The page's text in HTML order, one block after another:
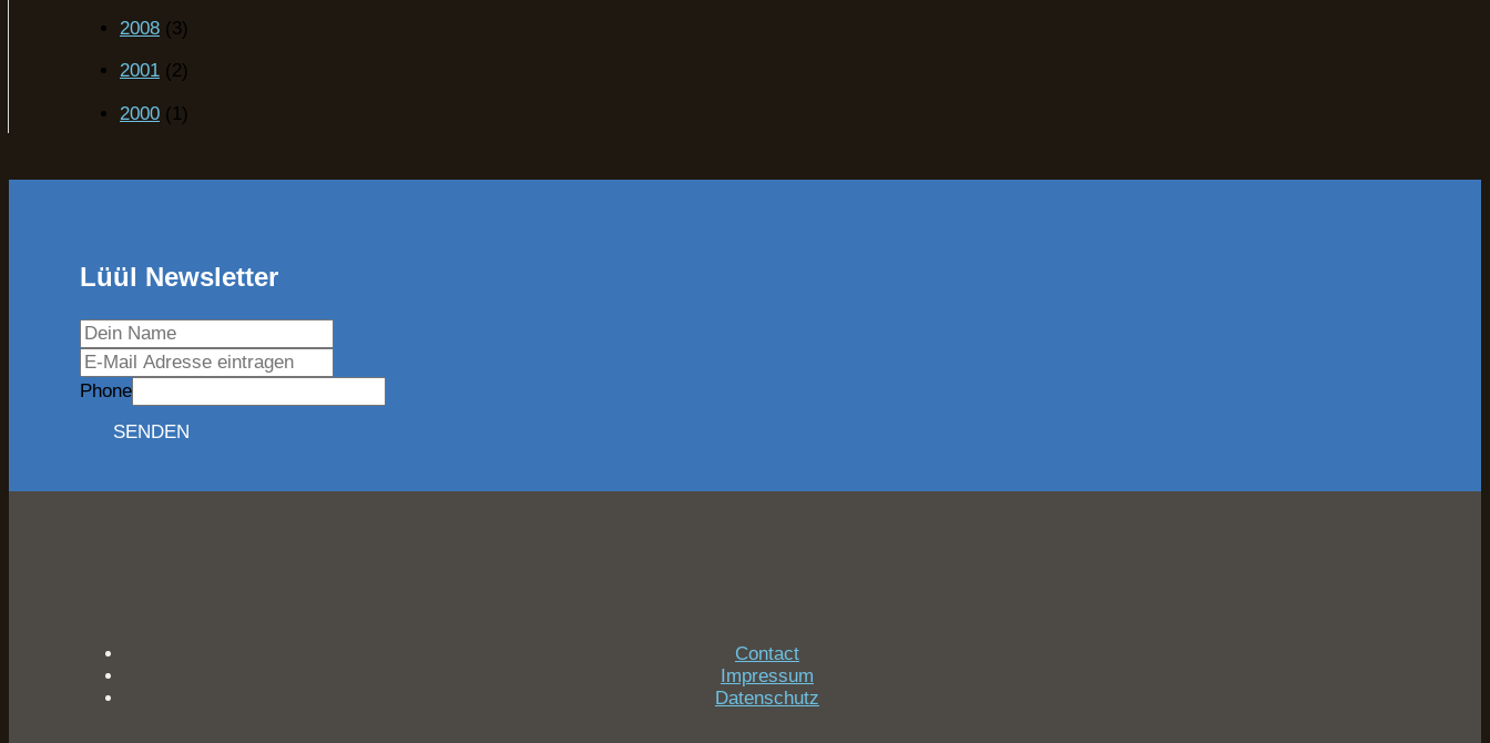
2008 (3)
2001 (2)
2000 (1)
Lüül Newsletter
Phone
SENDEN
Contact
Impressum
Datenschutz